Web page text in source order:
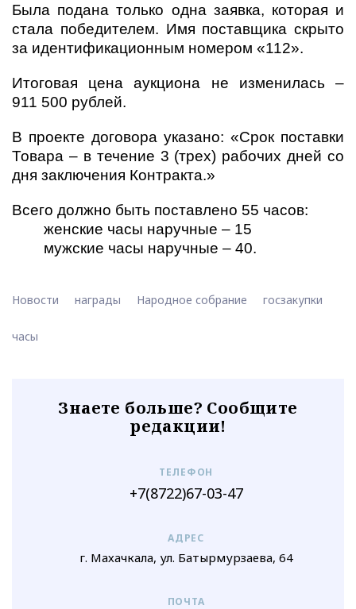
Была подана только одна заявка, которая и
стала победителем. Имя поставщика скрыто
за идентификационным номером «112».
Итоговая цена аукциона не изменилась –
911 500 рублей.
В проекте договора указано: «Срок поставки
Товара – в течение 3 (трех) рабочих дней со
дня заключения Контракта.»
Всего должно быть поставлено 55 часов:
женские часы наручные – 15
мужские часы наручные – 40.
Новости награды Народное собрание госзакупки
часы
Знаете больше? Сообщите
редакции!
ТЕЛЕФОН
+7(8722)67-03-47
АДРЕС
г. Махачкала, ул. Батырмурзаева, 64
ПОЧТА